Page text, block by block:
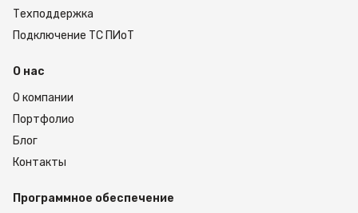
Техподдержка
Подключение ТС ПИоТ
О нас
О компании
Портфолио
Блог
Контакты
Программное обеспечение